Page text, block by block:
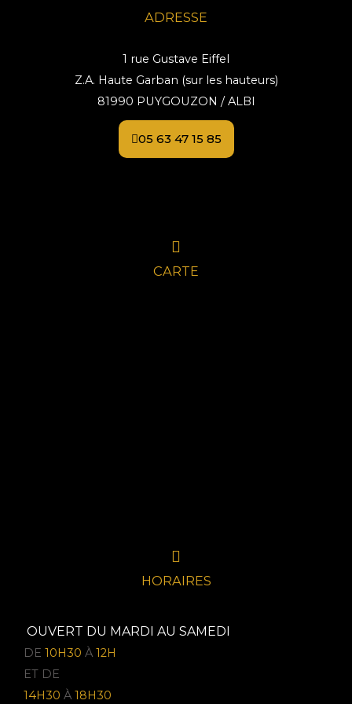
ADRESSE
1 rue Gustave Eiffel
Z.A. Haute Garban (sur les hauteurs)
81990 PUYGOUZON / ALBI
05 63 47 15 85
CARTE
HORAIRES
OUVERT DU MARDI AU SAMEDI
DE 10H30 À 12H
ET DE
14H30 À 18H30